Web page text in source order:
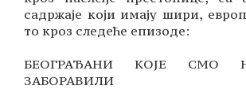
садржаје који имају шири,
то кроз следеће епизоде:
БЕОГРАЂАНИ KОЈЕ СМО
ЗАБОРАВИЛИ